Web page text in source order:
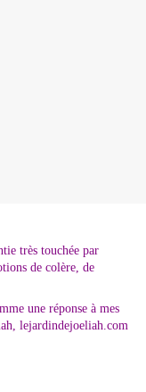
très touchée par
de colère, de
une réponse à mes
lejardindejoeliah.com